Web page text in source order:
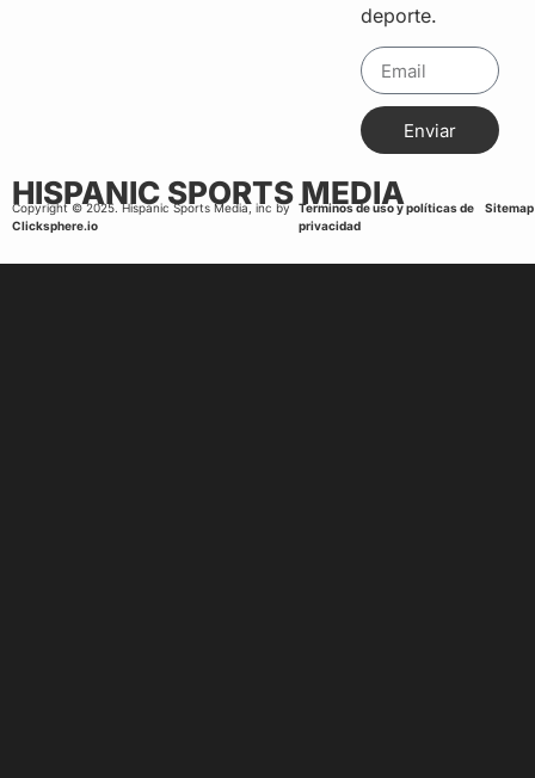
deporte.
Enviar
HISPANIC SPORTS MEDIA
Copyright © 2025. Hispanic Sports Media, inc by
Clicksphere.io
Terminos de uso y políticas de
privacidad
Sitemap